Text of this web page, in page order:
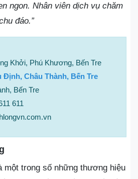
ngon. Nhân viên dịch vụ chăm
đáo.”
Khởi, Phú Khương, Bến Tre
Định, Châu Thành, Bến Tre
Bến Tre
611
một trong số những thương hiệu